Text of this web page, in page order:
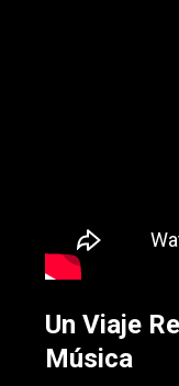
Un Viaje
Música